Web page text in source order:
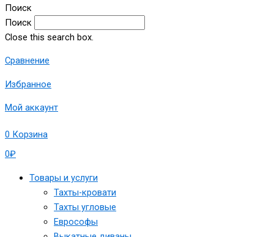
Поиск
Поиск
Close this search box.
Сравнение
Избранное
Мой аккаунт
0₽
0 Корзина
Товары и услуги
Тахты-кровати
Тахты угловые
Еврософы